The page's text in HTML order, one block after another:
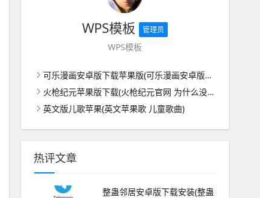
WPS模板 管理员
WPS模板
可乐漫画安卓版下载苹果版(可乐漫画安卓版下载苹果版安装)
火枪纪元苹果版下载(火枪纪元官网 为什么没有官网)
英文版儿歌苹果(英文苹果歌 儿童歌曲)
热评文章
整蛊邻居安卓版下载安装(整蛊